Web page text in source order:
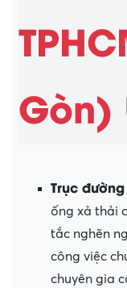
Gòn)
Trục
ống xả thải
tắc nghẽn
công việc
chuyên gia